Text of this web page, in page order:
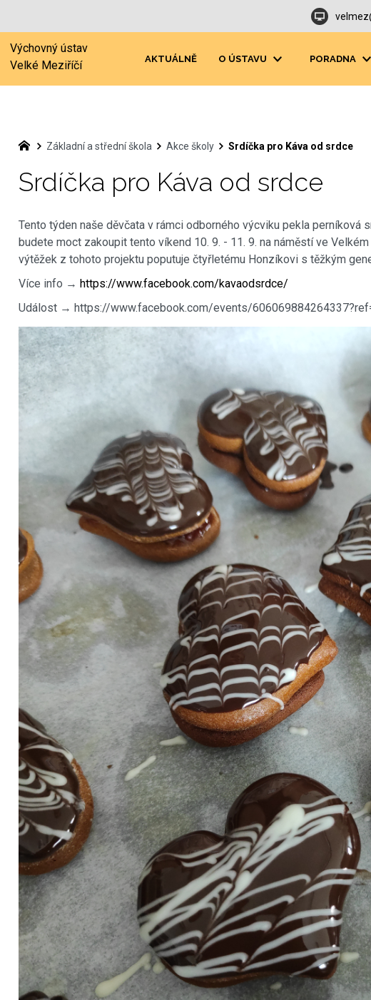
Výchovný ústav
Velké Meziříčí
AKTUÁLNĚ O ÚSTAVU PORADNA
Základní a střední škola Akce školy Srdíčka pro Káva od srdce
Srdíčka pro Káva od srdce
Tento týden naše děvčata v rámci odborného výcviku pekla perníková
budete moct zakoupit tento víkend 10. 9. - 11. 9. na náměstí ve
výtěžek z tohoto projektu poputuje čtyřletému Honzíkovi s těžkým
Více info → https://www.facebook.com/kavaodsrdce/
Událost → https://www.facebook.com/events/